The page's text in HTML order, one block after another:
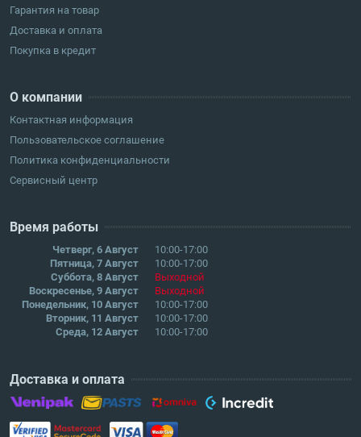
Гарантия на товар
Доставка и оплата
Покупка в кредит
О компании
Контактная информация
Пользовательское соглашение
Политика конфиденциальности
Сервисный центр
Время работы
Четверг, 6 Август
10:00-17:00
Пятница, 7 Август
10:00-17:00
Суббота, 8 Август
Выходной
Воскресенье, 9 Август
Выходной
Понедельник, 10 Август
10:00-17:00
Вторник, 11 Август
10:00-17:00
Среда, 12 Август
10:00-17:00
Доставка и оплата